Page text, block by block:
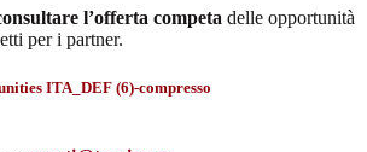
l’offerta competa delle opportunità
per i partner.
ITA_DEF (6)-compresso